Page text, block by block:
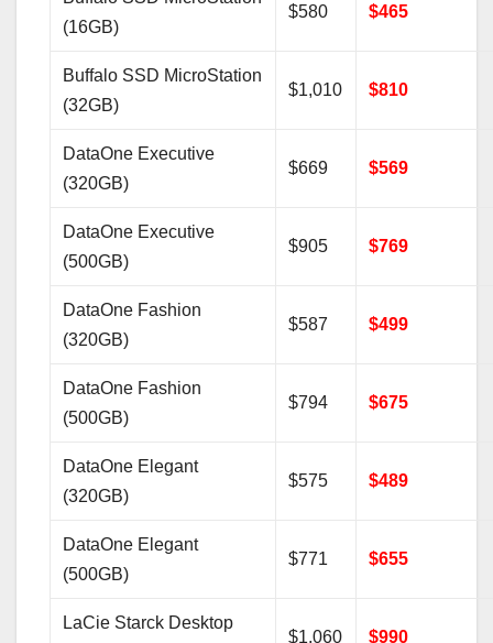
(16GB)
$580 $465
Buffalo SSD MicroStation
(32GB)
$1,010 $810
DataOne Executive
(320GB)
$669 $569
DataOne Executive
(500GB)
$905 $769
DataOne Fashion
(320GB)
$587 $499
DataOne Fashion
(500GB)
$794 $675
DataOne Elegant
(320GB)
$575 $489
DataOne Elegant
(500GB)
$771 $655
LaCie Starck Desktop
$1,060 $990